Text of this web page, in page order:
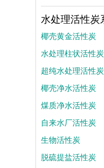
水处理活性炭
椰壳黄金活性炭
水处理柱状活性炭
超纯水处理活性炭
椰壳净水活性炭
煤质净水活性炭
自来水厂活性炭
生物活性炭
脱硫提盐活性炭